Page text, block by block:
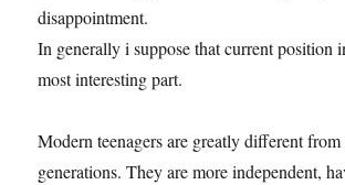
disappointment.
In generally i suppose that current position
most interesting part.
Modern teenagers are greatly different
generations. They are more independent,